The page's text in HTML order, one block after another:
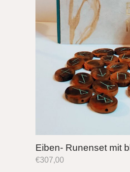
Eiben- Runenset mit
€307,00